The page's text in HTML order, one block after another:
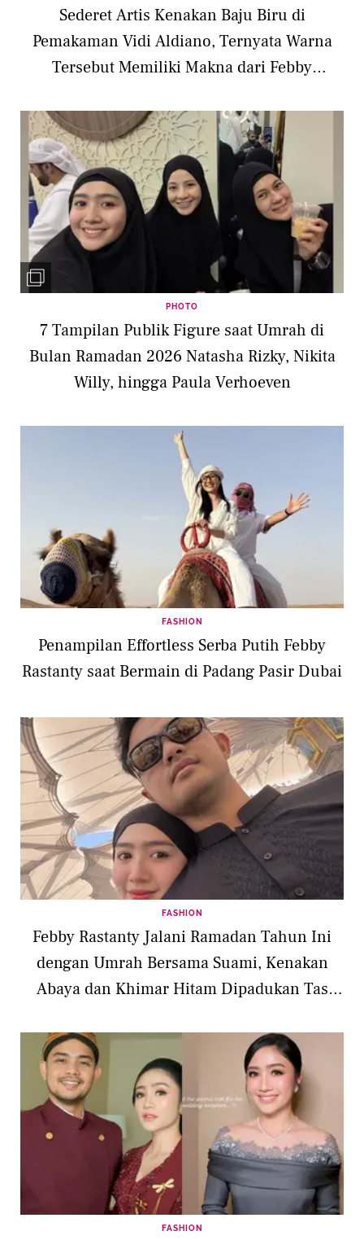
Sederet Artis Kenakan Baju Biru di
Pemakaman Vidi Aldiano, Ternyata Warna
Tersebut Memiliki Makna dari Febby
PHOTO
7 Tampilan Publik Figure saat Umrah di
Bulan Ramadan 2026 Natasha Rizky, Nikita
Willy, hingga Paula Verhoeven
FASHION
Penampilan Effortless Serba Putih Febby
Rastanty saat Bermain di Padang Pasir Dubai
FASHION
Febby Rastanty Jalani Ramadan Tahun Ini
dengan Umrah Bersama Suami, Kenakan
Abaya dan Khimar Hitam Dipadukan Tas
FASHION